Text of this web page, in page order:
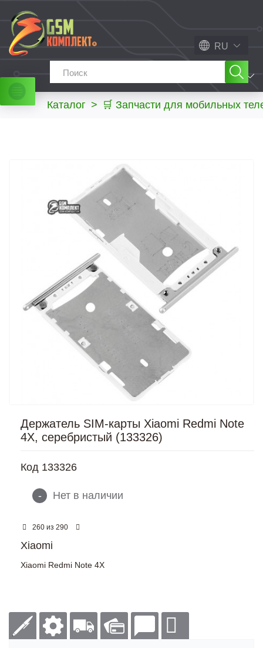
RU
МЕНЮ
Каталог > 🛒 Запчасти для мобильных
Держатель SIM-карты Xiaomi Redmi Note
4X, серебристый (133326)
Код 133326
- Нет в наличии
260 из 290
Xiaomi
Xiaomi Redmi Note 4X